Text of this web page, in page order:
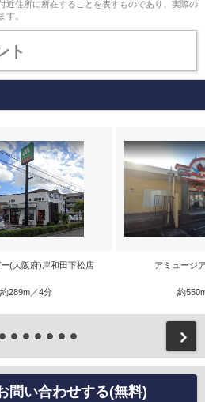
住所に所在することを表すものであり、実際の
す。
ト
(大阪府)岸和田下松店
約289m／4分
アミュージ
約
問い合わせする(無料)